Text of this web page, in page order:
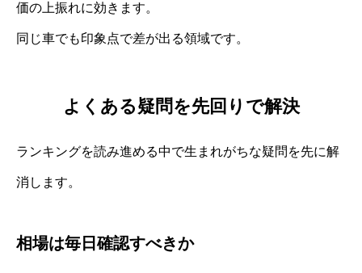
価の上振れに効きます。
同じ車でも印象点で差が出る領域です。
よくある疑問を先回りで解決
ランキングを読み進める中で生まれがちな疑問を先に解
消します。
相場は毎日確認すべきか